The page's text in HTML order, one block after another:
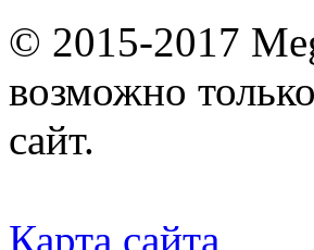
© 2015-2017
возможно
сайт.
Карта сайта